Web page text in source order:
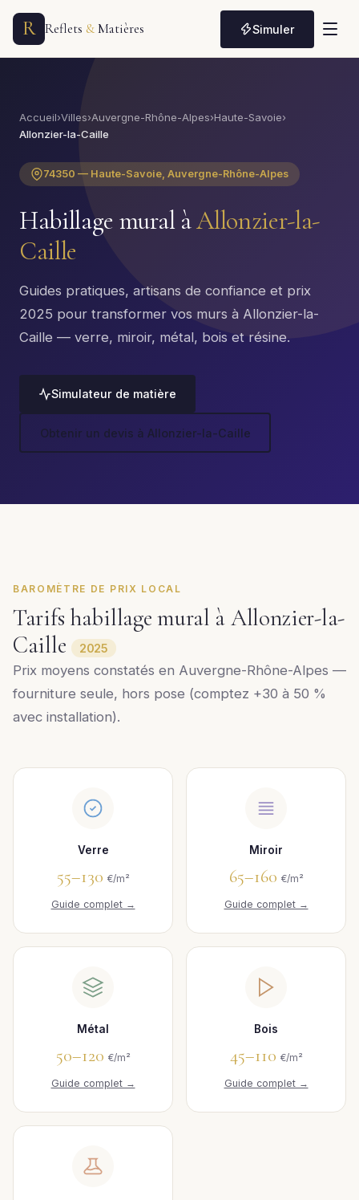
R Reflets &Matières Simuler
Accueil›Villes›Auvergne-Rhône-Alpes›Haute-Savoie›
Allonzier-la-Caille
74350 — Haute-Savoie, Auvergne-Rhône-Alpes
Habillage mural àAllonzier-la-
Caille
Guides pratiques, artisans de confiance et prix
2025 pour transformer vos murs à Allonzier-la-
Caille — verre, miroir, métal, bois et résine.
Simulateur de matière
Obtenir un devis à Allonzier-la-Caille
BAROMÈTRE DE PRIX LOCAL
Tarifs habillage mural à Allonzier-la-
Caille
2025
Prix moyens constatés en Auvergne-Rhône-Alpes —
fourniture seule, hors pose (comptez +30 à 50 %
avec installation).
Verre
55–130 €/m²
Guide complet →
Miroir
65–160 €/m²
Guide complet →
Métal
50–120 €/m²
Guide complet →
Bois
45–110 €/m²
Guide complet →